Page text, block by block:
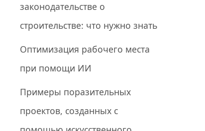
законодательстве о
строительстве: что нужно знать
Оптимизация рабочего места
при помощи ИИ
Примеры поразительных
проектов, созданных с